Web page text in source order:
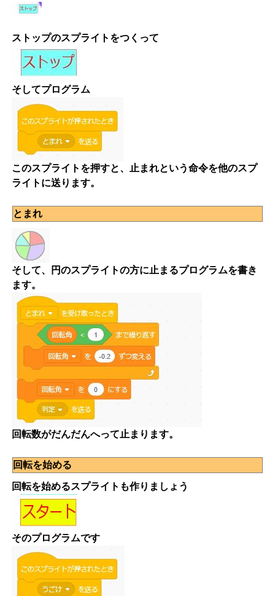
ストップのスプライトをつくって
そしてプログラム
このスプライトを押すと、止まれという命令を他のスプ
ライトに送ります。
とまれ
そして、円のスプライトの方に止まるプログラムを書き
ます。
回転数がだんだんへって止まります。
回転を始める
回転を始めるスプライトも作りましょう
そのプログラムです